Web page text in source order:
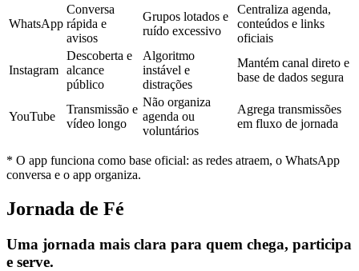
WhatsApp
Conversa
rápida e
avisos
Grupos lotados e
ruído excessivo
Centraliza agenda,
conteúdos e links
oficiais
Instagram
Descoberta e
alcance
público
Algoritmo
instável e
distrações
Mantém canal direto e
base de dados segura
YouTube
Transmissão e
vídeo longo
Não organiza
agenda ou
voluntários
Agrega transmissões
em fluxo de jornada
* O app funciona como base oficial: as redes atraem, o WhatsApp
conversa e o app organiza.
Jornada de Fé
Uma jornada mais clara para quem chega, participa
e serve.